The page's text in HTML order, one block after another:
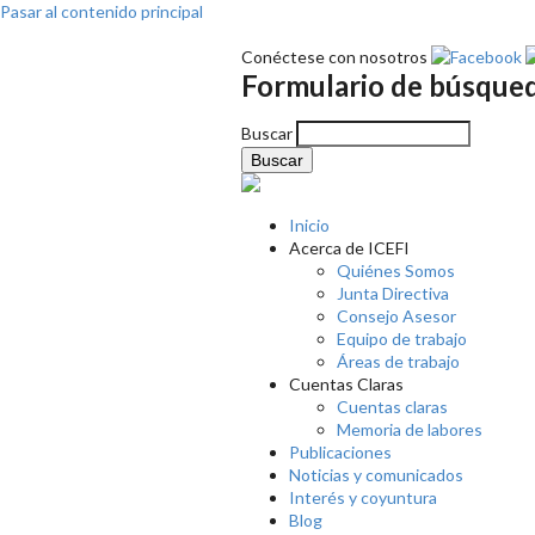
Pasar al contenido principal
Conéctese con nosotros
Formulario de
Buscar
Inicio
Acerca de ICEFI
Quiénes Somos
Junta Directiva
Consejo Asesor
Equipo de trabajo
Áreas de trabajo
Cuentas Claras
Cuentas claras
Memoria de labores
Publicaciones
Noticias y comunicados
Interés y coyuntura
Blog